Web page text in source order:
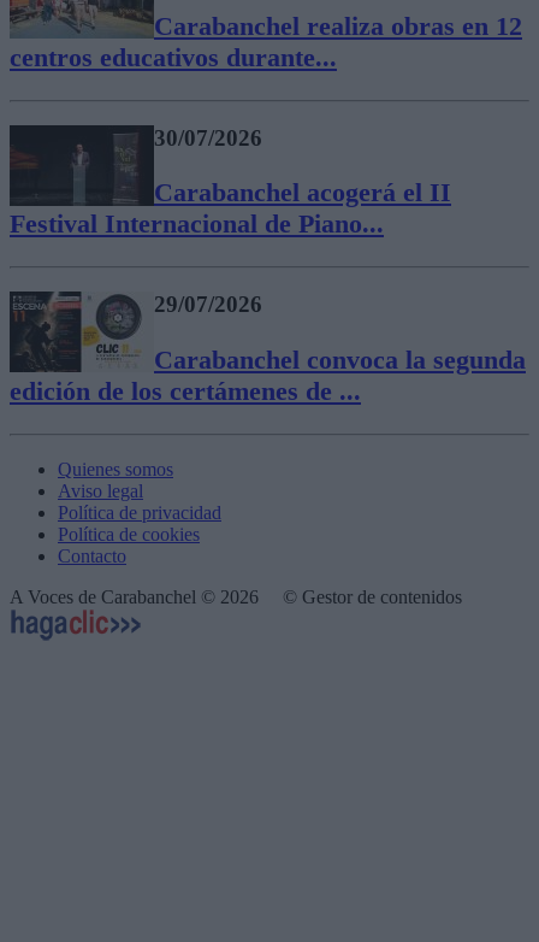
Carabanchel realiza obras en 12
centros educativos durante...
30/07/2026
Carabanchel acogerá el II
Festival Internacional de Piano...
29/07/2026
Carabanchel convoca la segunda
edición de los certámenes de ...
Quienes somos
Aviso legal
Política de privacidad
Política de cookies
Contacto
A Voces de Carabanchel © 2026 © Gestor de contenidos